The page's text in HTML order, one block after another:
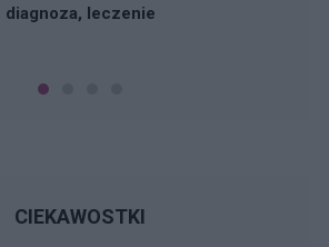
diagnoza, leczenie
CIEKAWOSTKI